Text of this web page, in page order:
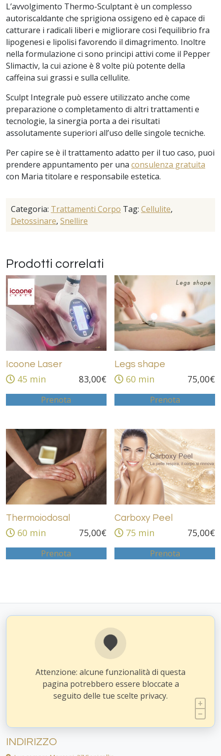
L’avvolgimento Thermo-Sculptant è un complesso
autoriscaldante che sprigiona ossigeno ed è capace di
catturare i radicali liberi e migliorare cosi l’equilibrio fra
lipogenesi e lipolisi favorendo il dimagrimento. Inoltre
nella formulazione ci sono principi attivi come il Pepper
Slimactiv, la cui azione è 8 volte più potente della
caffeina sui grassi e sulla cellulite.
Sculpt Integrale può essere utilizzato anche come
preparazione o completamento di altri trattamenti e
tecnologie, la sinergia porta a dei risultati
assolutamente superiori all’uso delle singole tecniche.
Per capire se è il trattamento adatto per il tuo caso, puoi
prendere appuntamento per una consulenza gratuita
con Maria titolare e responsabile estetica.
Categoria: Trattamenti Corpo Tag: Cellulite,
Detossinare, Snellire
Prodotti correlati
Icoone Laser
45 min 83,00€
Prenota
Legs shape
60 min 75,00€
Prenota
Thermoiodosal
60 min 75,00€
Prenota
Carboxy Peel
75 min 75,00€
Prenota
Attenzione: alcune funzionalità di questa
pagina potrebbero essere bloccate a
seguito delle tue scelte privacy.
INDIRIZZO